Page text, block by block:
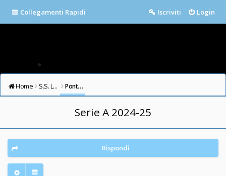
Collegamenti Rapidi Login
Iscriviti
Home S.S. LAZIO FORUM Ponte Milvio
Serie A 2024-25
Rispondi